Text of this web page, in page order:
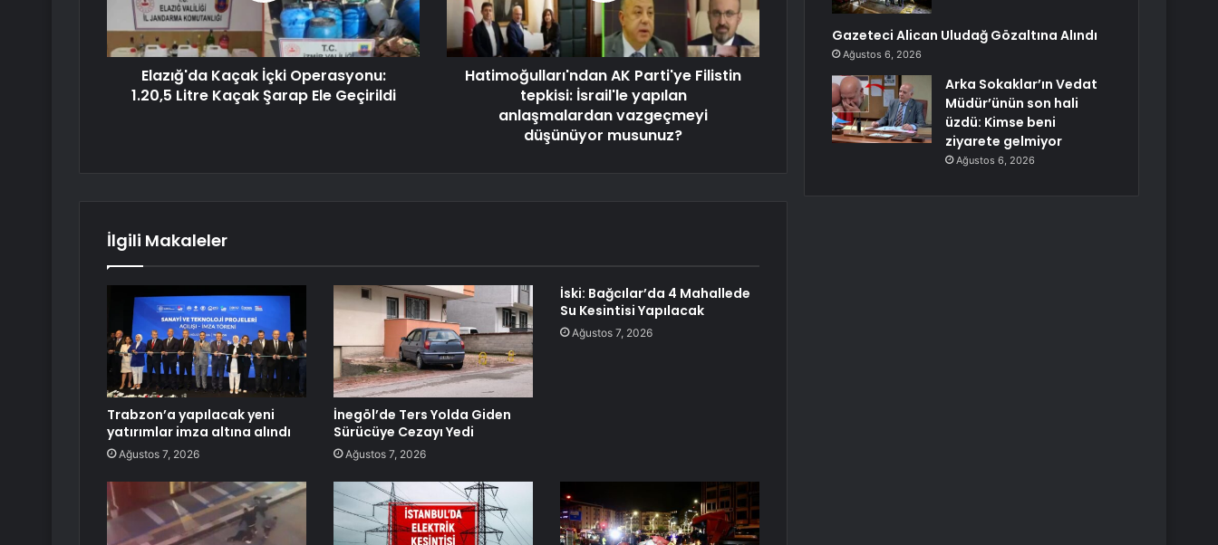
Elazığ'da Kaçak İçki Operasyonu:
1.20,5 Litre Kaçak Şarap Ele Geçirildi
Hatimoğulları'ndan AK Parti'ye Filistin
tepkisi: İsrail'le yapılan
anlaşmalardan vazgeçmeyi
düşünüyor musunuz?
İlgili Makaleler
Trabzon’a yapılacak yeni
yatırımlar imza altına alındı
Ağustos 7, 2026
İnegöl’de Ters Yolda Giden
Sürücüye Cezayı Yedi
Ağustos 7, 2026
İski: Bağcılar’da 4 Mahallede
Su Kesintisi Yapılacak
Ağustos 7, 2026
Gazeteci Alican Uludağ Gözaltına Alındı
Ağustos 6, 2026
Arka Sokaklar’ın Vedat
Müdür’ünün son hali
üzdü: Kimse beni
ziyarete gelmiyor
Ağustos 6, 2026